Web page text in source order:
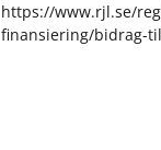
https://www.rjl.se/
finansiering/bidrag-